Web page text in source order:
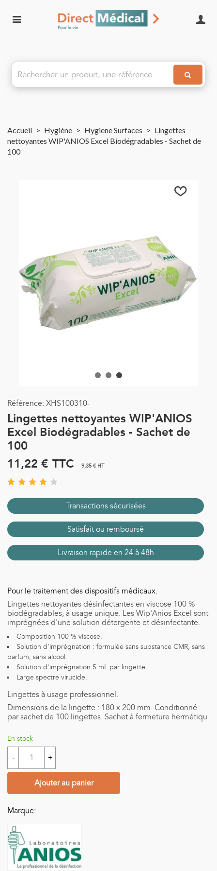
Accueil > Hygiène > Hygiene Surfaces > Lingettes
nettoyantes WIP'ANIOS Excel Biodégradables - Sachet de
100
Référence: XHS100310-
Lingettes nettoyantes WIP'ANIOS
Excel Biodégradables - Sachet de
100
11,22 € TTC 9,35 € HT
Transactions sécurisées
Satisfait ou remboursé
Livraison rapide en 24 à 48h
Pour le traitement des dispositifs médicaux.
Lingettes nettoyantes désinfectantes en viscose 100 %
biodégradables, à usage unique. Les Wip'Anios Excel sont
imprégnées d'une solution détergente et désinfectante.
Composition 100 % viscose.
Solution d’imprégnation : formulée sans substance CMR, sans
parfum, sans alcool.
Solution d'imprégnation 5 mL par lingette.
Large spectre virucide.
Lingettes à usage professionnel.
Dimensions de la lingette : 180 x 200 mm. Conditionné
par sachet de 100 lingettes. Sachet à fermeture hermétiqu
En stock
- +
Ajouter au panier
Marque: